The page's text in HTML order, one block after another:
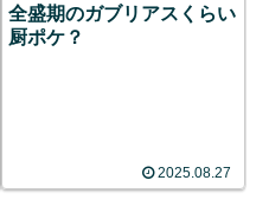
全盛期のガブリアスくらい
厨ポケ？
2025.08.27